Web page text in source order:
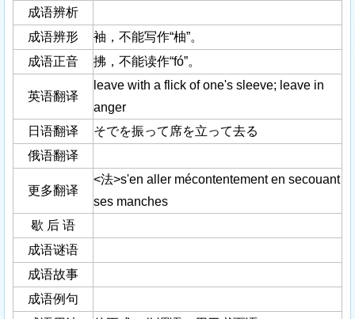
成语辨析
成语辨形
袖，不能写作“柚”。
成语正音
拂，不能读作“fó”。
英语翻译
leave with a flick of one's sleeve; leave in
anger
日语翻译
そでを振って席を立って去る
俄语翻译
更多翻译
<法>s'en aller mécontentement en secouant
ses manches
歇 后 语
成语谜语
成语故事
成语例句